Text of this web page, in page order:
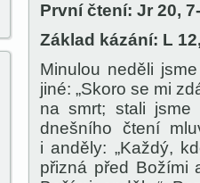
První čtení: Jr 20,
Základ kázání: L
Minulou neděli
jiné: „Skoro se mi
na smrt; stali jsme
dnešního čtení
i anděly: „Každý,
přizná před Božími